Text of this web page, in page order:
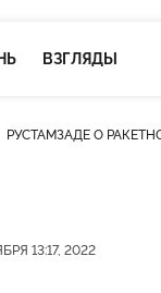
ВЗГЛЯДЫ
РУСТАМЗАДЕ О
13:17, 2022